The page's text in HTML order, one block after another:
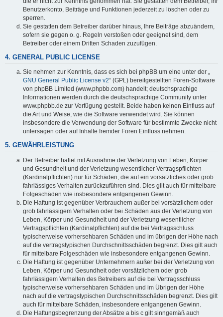
Benutzerkonto, Beiträge und Funktionen jederzeit zu löschen oder zu
sperren.
Sie gestatten dem Betreiber darüber hinaus, Ihre Beiträge abzuändern,
sofern sie gegen o. g. Regeln verstoßen oder geeignet sind, dem
Betreiber oder einem Dritten Schaden zuzufügen.
4. GENERAL PUBLIC LICENSE
Sie nehmen zur Kenntnis, dass es sich bei phpBB um eine unter der „
GNU General Public License v2“ (GPL) bereitgestellten Foren-Software
von phpBB Limited (www.phpbb.com) handelt; deutschsprachige
Informationen werden durch die deutschsprachige Community unter
www.phpbb.de zur Verfügung gestellt. Beide haben keinen Einfluss auf
die Art und Weise, wie die Software verwendet wird. Sie können
insbesondere die Verwendung der Software für bestimmte Zwecke nicht
untersagen oder auf Inhalte fremder Foren Einfluss nehmen.
5. GEWÄHRLEISTUNG
Der Betreiber haftet mit Ausnahme der Verletzung von Leben, Körper
und Gesundheit und der Verletzung wesentlicher Vertragspflichten
(Kardinalpflichten) nur für Schäden, die auf ein vorsätzliches oder grob
fahrlässiges Verhalten zurückzuführen sind. Dies gilt auch für mittelbare
Folgeschäden wie insbesondere entgangenen Gewinn.
Die Haftung ist gegenüber Verbrauchern außer bei vorsätzlichem oder
grob fahrlässigem Verhalten oder bei Schäden aus der Verletzung von
Leben, Körper und Gesundheit und der Verletzung wesentlicher
Vertragspflichten (Kardinalpflichten) auf die bei Vertragsschluss
typischerweise vorhersehbaren Schäden und im übrigen der Höhe nach
auf die vertragstypischen Durchschnittsschäden begrenzt. Dies gilt auch
für mittelbare Folgeschäden wie insbesondere entgangenen Gewinn.
Die Haftung ist gegenüber Unternehmern außer bei der Verletzung von
Leben, Körper und Gesundheit oder vorsätzlichem oder grob
fahrlässigem Verhalten des Betreibers auf die bei Vertragsschluss
typischerweise vorhersehbaren Schäden und im Übrigen der Höhe
nach auf die vertragstypischen Durchschnittsschäden begrenzt. Dies gilt
auch für mittelbare Schäden, insbesondere entgangenen Gewinn.
Die Haftungsbegrenzung der Absätze a bis c gilt sinngemäß auch